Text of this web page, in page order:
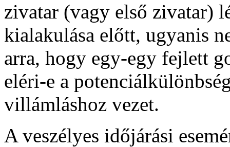
zivatar (vagy első zivatar)
kialakulása előtt, ugyanis
arra, hogy egy-egy fejlett
eléri-e a
villámláshoz vezet.
A veszélyes időjárási